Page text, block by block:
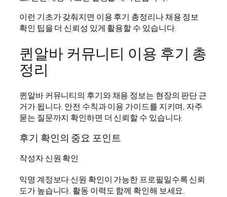
이런 기초가 갖춰지면 이용 후기 총정리나 채용 정보
확인 팁을 더 신뢰성 있게 활용할 수 있습니다.
퀸알바 커뮤니티 이용 후기 총
정리
퀸알바 커뮤니티의 후기와 채용 정보는 현장의 판단 근
거가 됩니다. 안전 수칙과 이용 가이드를 지키며, 자주
묻는 질문까지 확인하면 더 신뢰할 수 있습니다.
후기 확인의 중요 포인트
작성자 신원 확인
익명 계정보다 신원 확인이 가능한 프로필일수록 신뢰
도가 높습니다. 활동 이력도 함께 확인해 보세요.